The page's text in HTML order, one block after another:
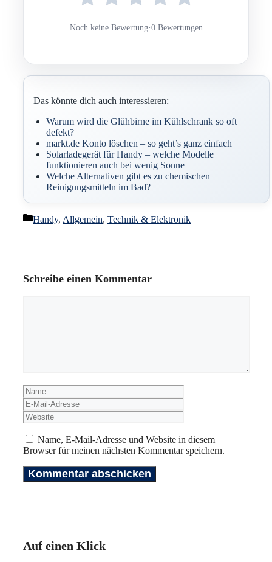
Noch keine Bewertung·0 Bewertungen
Das könnte dich auch interessieren:
Warum wird die Glühbirne im Kühlschrank so oft
defekt?
markt.de Konto löschen – so geht’s ganz einfach
Solarladegerät für Handy – welche Modelle
funktionieren auch bei wenig Sonne
Welche Alternativen gibt es zu chemischen
Reinigungsmitteln im Bad?
Kategorien
Handy, Allgemein, Technik & Elektronik
Schreibe einen Kommentar
Name
Mail-
Adresse
Name, E-Mail-Adresse und Website in diesem
Browser für meinen nächsten Kommentar speichern.
Auf einen Klick